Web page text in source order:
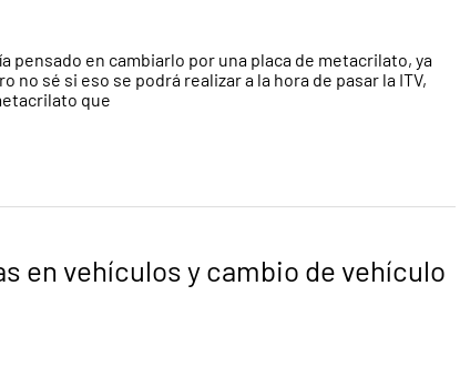
pensado en cambiarlo por una placa de metacrilato, ya
sé si eso se podrá realizar a la hora de pasar la ITV,
que
en vehículos y cambio de vehículo